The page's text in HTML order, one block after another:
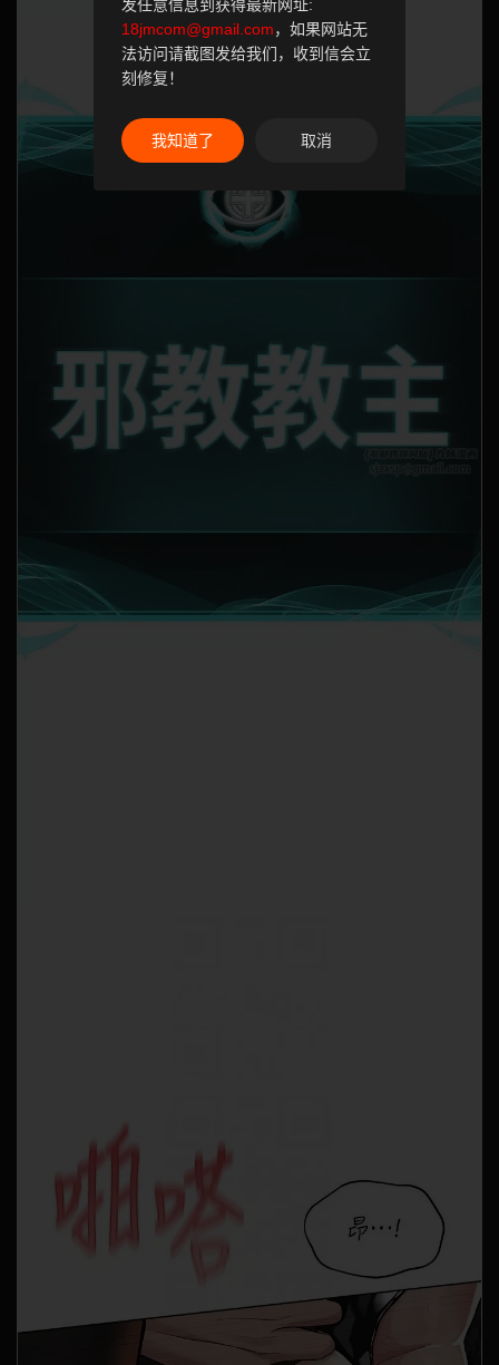
发任意信息到获得最新网址:
18jmcom@gmail.com，如果网站无
法访问请截图发给我们，收到信会立
刻修复！
我知道了 取消